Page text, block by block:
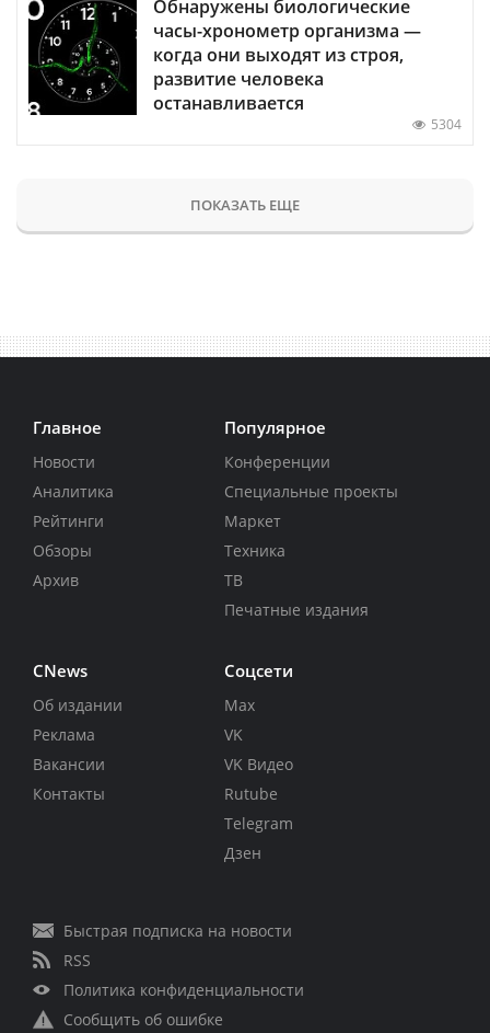
Обнаружены биологические
часы-хронометр организма —
когда они выходят из строя,
развитие человека
останавливается
5304
ПОКАЗАТЬ ЕЩЕ
Главное
Новости
Аналитика
Рейтинги
Обзоры
Архив
Популярное
Конференции
Специальные проекты
Маркет
Техника
ТВ
Печатные издания
CNews
Об издании
Реклама
Вакансии
Контакты
Соцсети
Max
VK
VK Видео
Rutube
Telegram
Дзен
Быстрая подписка на новости
RSS
Политика конфиденциальности
Сообщить об ошибке